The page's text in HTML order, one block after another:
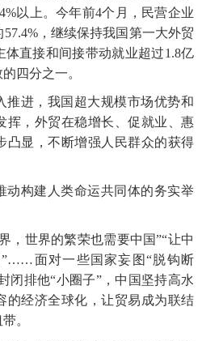
以上。今年前4个月，民营企业
，继续保持我国第一大外贸
直接和间接带动就业超过1.8亿
四分之一。
推进，我国超大规模市场优势和
挥，外贸在稳增长、促就业、惠
凸显，不断增强人民群众的获得
动构建人类命运共同体的务实举
，世界的繁荣也需要中国”“让中
”……面对一些国家妄图“脱钩断
闭排他“小圈子”，中国坚持高水
的经济全球化，让贸易成为联结
。